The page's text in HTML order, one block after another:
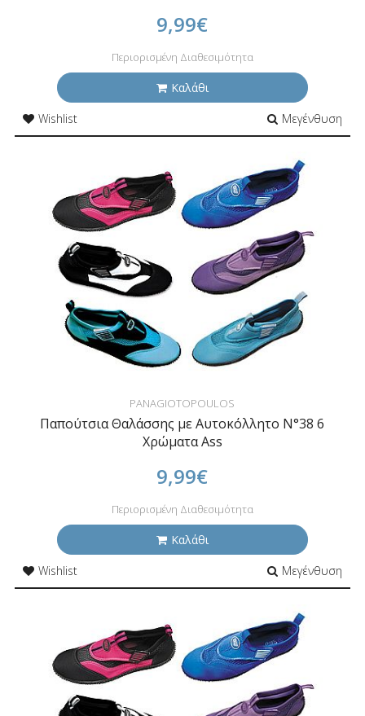
9,99€
Περιορισμένη Διαθεσιμότητα
Καλάθι
Wishlist
Μεγένθυση
PANAGIOTOPOULOS
Παπούτσια Θαλάσσης με Αυτοκόλλητο N°38 6
Χρώματα Ass
9,99€
Περιορισμένη Διαθεσιμότητα
Καλάθι
Wishlist
Μεγένθυση